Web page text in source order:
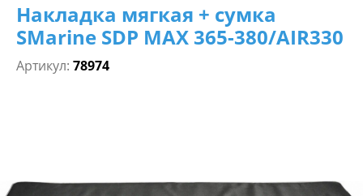
Накладка мягкая + сумка
SMarine SDP MAX 365-380/AIR330
Артикул: 78974